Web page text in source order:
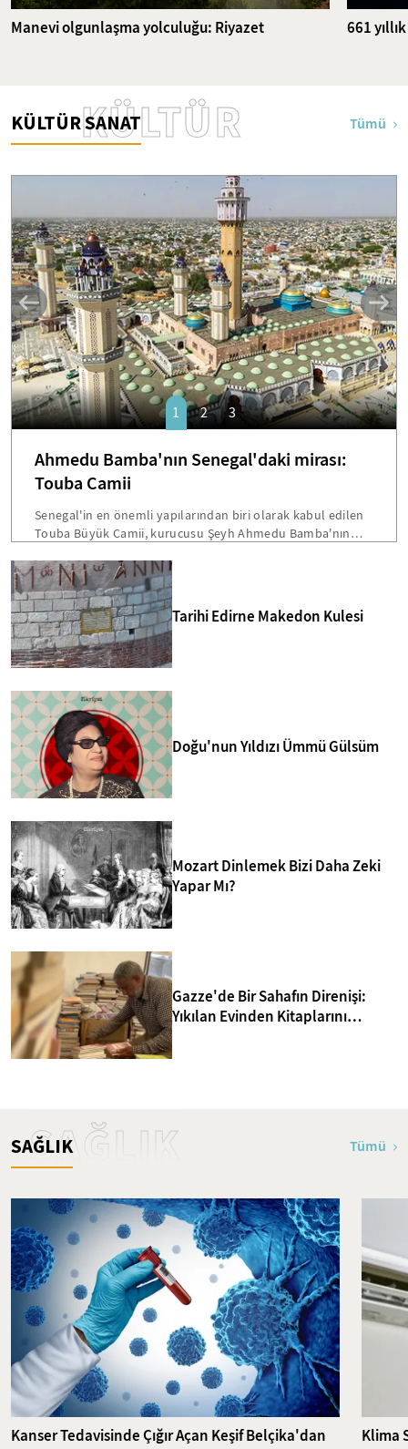
Manevi olgunlaşma yolculuğu: Riyazet 661
KÜLTÜR SANATKÜLTÜR
SANAT
Tümü
Ahmedu Bamba'nın Senegal'daki mirası:
Touba Camii
Senegal'in en önemli yapılarından biri olarak kabul edilen
Touba Büyük Camii, kurucusu Şeyh Ahmedu Bamba'nın
bulunan bu devasa yapı, hem mimarisi hem de Senegal
toplumu için taşıdığı sembolik önemle öne çıkmakta.
Bamba'nın "Beni cami inşaatından fazla hiçbir şey
ilgilendirmiyor" sözleri, Touba'yı ülkenin en etkileyici dini
merkezlerinden biri yapmakta.
1 2 3
Tarihi Edirne Makedon Kulesi
Doğu'nun Yıldızı Ümmü Gülsüm
Mozart Dinlemek Bizi Daha Zeki
Yapar Mı?
Gazze'de Bir Sahafın Direnişi:
Yıkılan Evinden Kitaplarını
SAĞLIK
SAĞLIK Tümü
Kanser Tedavisinde Çığır Açan Keşif Belçika'dan
Klima